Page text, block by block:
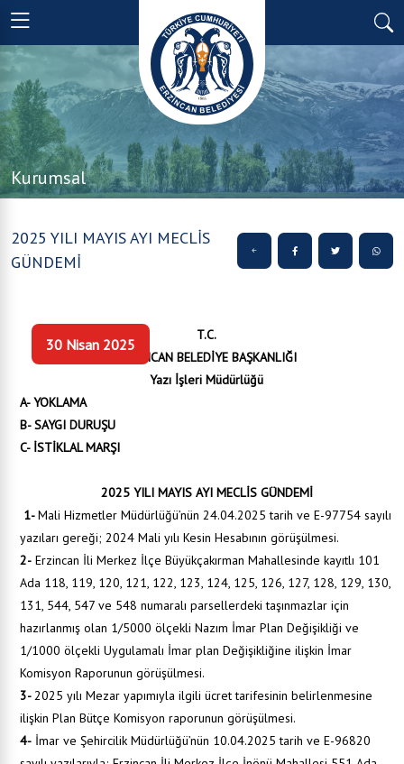
Kurumsal
2025 YILI MAYIS AYI MECLİS
GÜNDEMİ
30 Nisan 2025
T.C.
ERZİNCAN BELEDİYE BAŞKANLIĞI
Yazı İşleri Müdürlüğü
A- YOKLAMA
B- SAYGI DURUŞU
C- İSTİKLAL MARŞI
2025 YILI MAYIS AYI MECLİS GÜNDEMİ
1-Mali Hizmetler Müdürlüğü’nün 24.04.2025 tarih ve E-97754 sayılı
yazıları gereği; 2024 Mali yılı Kesin Hesabının görüşülmesi.
2- Erzincan İli Merkez İlçe Büyükçakırman Mahallesinde kayıtlı 101
Ada 118, 119, 120, 121, 122, 123, 124, 125, 126, 127, 128, 129, 130,
131, 544, 547 ve 548 numaralı parsellerdeki taşınmazlar için
hazırlanmış olan 1/5000 ölçekli Nazım İmar Plan Değişikliği ve
1/1000 ölçekli Uygulamalı İmar plan Değişikliğine ilişkin İmar
Komisyon Raporunun görüşülmesi.
3-2025 yılı Mezar yapımıyla ilgili ücret tarifesinin belirlenmesine
ilişkin Plan Bütçe Komisyon raporunun görüşülmesi.
4- İmar ve Şehircilik Müdürlüğü’nün 10.04.2025 tarih ve E-96820